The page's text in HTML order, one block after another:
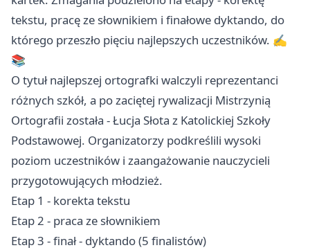
tekstu, pracę ze słownikiem i finałowe dyktando, do
którego przeszło pięciu najlepszych uczestników. ✍️
📚
O tytuł najlepszej ortografki walczyli reprezentanci
różnych szkół, a po zaciętej rywalizacji Mistrzynią
Ortografii została - Łucja Słota z Katolickiej Szkoły
Podstawowej. Organizatorzy podkreślili wysoki
poziom uczestników i zaangażowanie nauczycieli
przygotowujących młodzież.
Etap 1 - korekta tekstu
Etap 2 - praca ze słownikiem
Etap 3 - finał - dyktando (5 finalistów)